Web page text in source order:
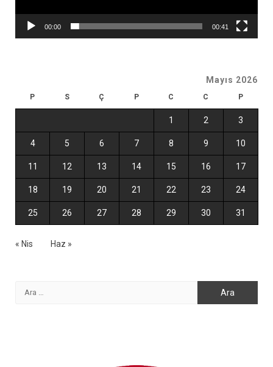
00:00 00:41
Mayıs 2026
P S Ç P C C P
1 2 3
4 5 6 7 8 9 10
11 12 13 14 15 16 17
18 19 20 21 22 23 24
25 26 27 28 29 30 31
« Nis Haz »